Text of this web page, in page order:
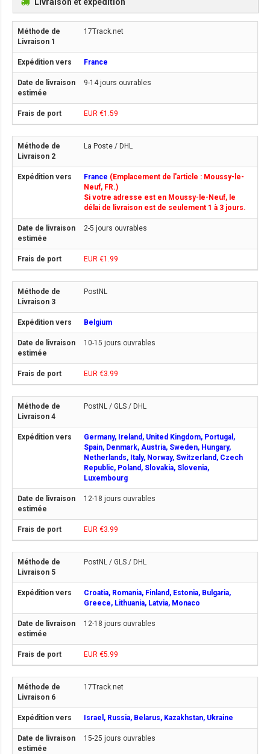
17Track.net
France
9-14 jours ouvrables
EUR €1.59
La Poste / DHL
France (Emplacement de l'article : Moussy-le-
Neuf, FR.)
Si votre adresse est en Moussy-le-Neuf, le
délai de livraison est de seulement 1 à 3 jours.
2-5 jours ouvrables
EUR €1.99
PostNL
Belgium
10-15 jours ouvrables
EUR €3.99
PostNL / GLS / DHL
Germany, Ireland, United Kingdom, Portugal,
Spain, Denmark, Austria, Sweden, Hungary,
Netherlands, Italy, Norway, Switzerland, Czech
Republic, Poland, Slovakia, Slovenia,
Luxembourg
12-18 jours ouvrables
EUR €3.99
PostNL / GLS / DHL
Croatia, Romania, Finland, Estonia, Bulgaria,
Greece, Lithuania, Latvia, Monaco
12-18 jours ouvrables
EUR €5.99
17Track.net
Israel, Russia, Belarus, Kazakhstan, Ukraine
15-25 jours ouvrables